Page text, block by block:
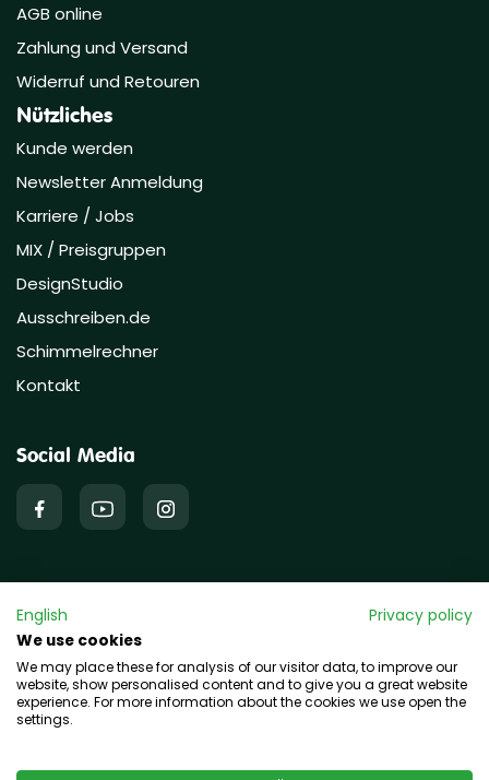
AGB online
Zahlung und Versand
Widerruf und Retouren
Nützliches
Kunde werden
Newsletter Anmeldung
Karriere / Jobs
MIX / Preisgruppen
DesignStudio
Ausschreiben.de
Schimmelrechner
Kontakt
Social Media
English
Privacy policy
We use cookies
We may place these for analysis of our visitor data, to improve our
website, show personalised content and to give you a great website
experience. For more information about the cookies we use open the
settings.